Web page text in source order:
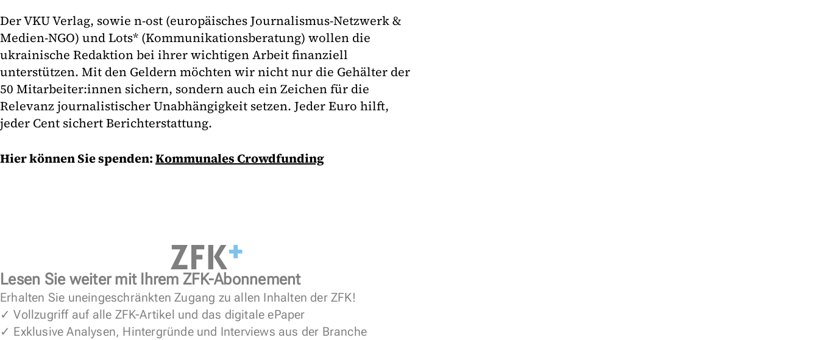
Der VKU Verlag, sowie n-ost (europäisches Journalismus-Netzwerk &
Medien-NGO) und Lots* (Kommunikationsberatung) wollen die
ukrainische Redaktion bei ihrer wichtigen Arbeit finanziell
unterstützen. Mit den Geldern möchten wir nicht nur die Gehälter der
50 Mitarbeiter:innen sichern, sondern auch ein Zeichen für die
Relevanz journalistischer Unabhängigkeit setzen. Jeder Euro hilft,
jeder Cent sichert Berichterstattung.
Hier können Sie spenden:Kommunales Crowdfunding
Lesen Sie weiter mit Ihrem ZFK-Abonnement
Erhalten Sie uneingeschränkten Zugang zu allen Inhalten der ZFK!
✓ Vollzugriff auf alle ZFK-Artikel und das digitale ePaper
✓ Exklusive Analysen, Hintergründe und Interviews aus der Branche